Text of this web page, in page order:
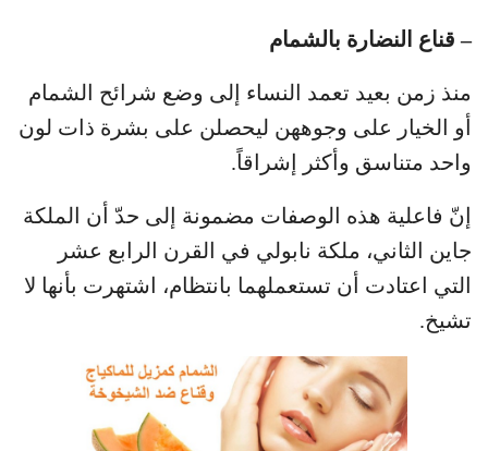
– قناع النضارة بالشمام
منذ زمن بعيد تعمد النساء إلى وضع شرائح الشمام
أو الخيار على وجوههن ليحصلن على بشرة ذات لون
واحد متناسق وأكثر إشراقاً.
إنّ فاعلية هذه الوصفات مضمونة إلى حدّ أن الملكة
جاين الثاني، ملكة نابولي في القرن الرابع عشر
التي اعتادت أن تستعملهما بانتظام، اشتهرت بأنها لا
تشيخ.